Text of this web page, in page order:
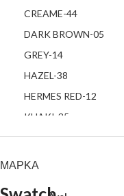
CREAME-44
DARK BROWN-05
GREY-14
HAZEL-38
HERMES RED-12
KHAKI-35
LIGHT BROWN-03
MEDIUM BROWN-37
ΜΆΡΚΑ